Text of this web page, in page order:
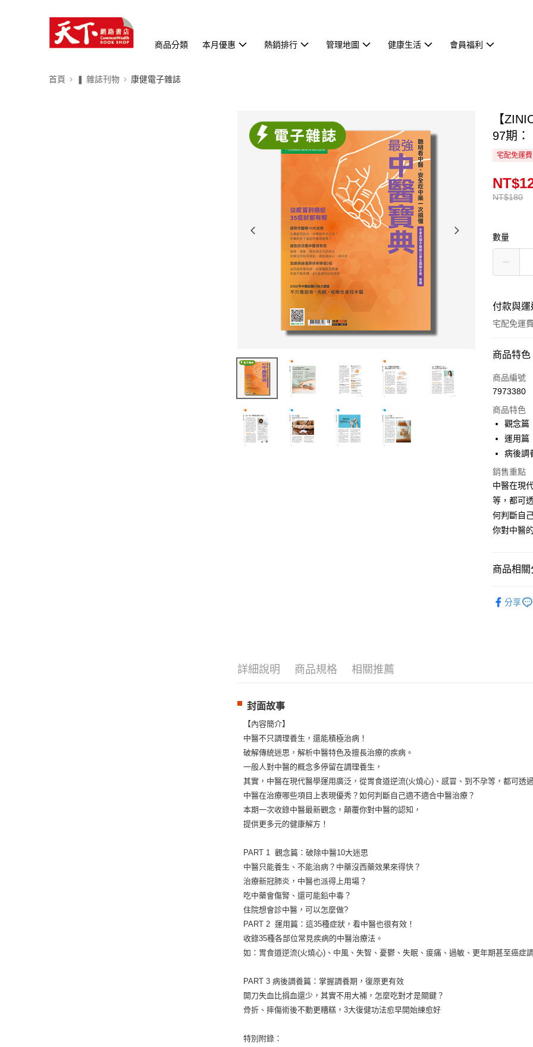
商品分類 本月優惠 熱銷排行 管理地圖 健康生活 會員福利
首頁 ❚ 雜誌刊物 康健電子雜誌
【
97期：
宅配免運費
NT$180
數量
付款與
宅配免運
付款方式
信用卡一
Apple Pay
街口支付
ATM付款
運送方式
免運費
免運費
商品特色
商品編號
7973380
商品特色
觀念篇
運用篇
病後調
銷售重點
中醫在現
等，都可
何判斷自
你對中醫
商品相關
分享
詳細說明 商品規格 相關推薦
封面故事
【內容簡介】
中醫不只調理養生，還能積極治病！
破解傳統迷思，解析中醫特色及擅長治療的疾病。
一般人對中醫的概念多停留在調理養生，
其實，中醫在現代醫學運用廣泛，從胃食道逆流(火燒心)、感冒、到不孕等，都可透
中醫在治療哪些項目上表現優秀？如何判斷自己適不適合中醫治療？
本期一次收錄中醫最新觀念，顛覆你對中醫的認知，
提供更多元的健康解方！
PART 1  觀念篇：破除中醫10大迷思
中醫只能養生、不能治病？中藥沒西藥效果來得快？
治療新冠肺炎，中醫也派得上用場？
吃中藥會傷腎、還可能鉛中毒？
住院想會診中醫，可以怎麼做?
PART 2  運用篇：這35種症狀，看中醫也很有效！
收錄35種各部位常見疾病的中醫治療法。
如：胃食道逆流(火燒心)、中風、失智、憂鬱、失眠、痠痛、過敏、更年期甚至癌症
PART 3 病後調養篇：掌握調養期，復原更有效
開刀失血比捐血還少，其實不用大補，怎麼吃對才是關鍵？
骨折、摔傷術後不動更糟糕，3大復健功法愈早開始練愈好
特別附錄：